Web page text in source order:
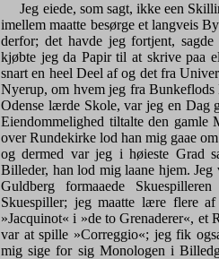
Jeg eiede, som sagt, ikke een
imellem maatte besørge et langveis
derfor; det havde jeg fortjent,
kjøbte jeg da Papir til at skrive paa
snart en heel Deel af og det fra
Nyerup, om hvem jeg fra Bunkeflods
Odense lærde Skole, var jeg en Dag
Eiendommelighed tiltalte den
over Rundekirke lod han mig gaae
og dermed var jeg i høieste Grad
Billeder, han lod mig laane hjem.
Guldberg formaaede
Skuespiller; jeg maatte lære flere
»Jacquinot« i »de to Grenaderer«,
var at spille »Correggio«; jeg fik
mig sige for sig Monologen i